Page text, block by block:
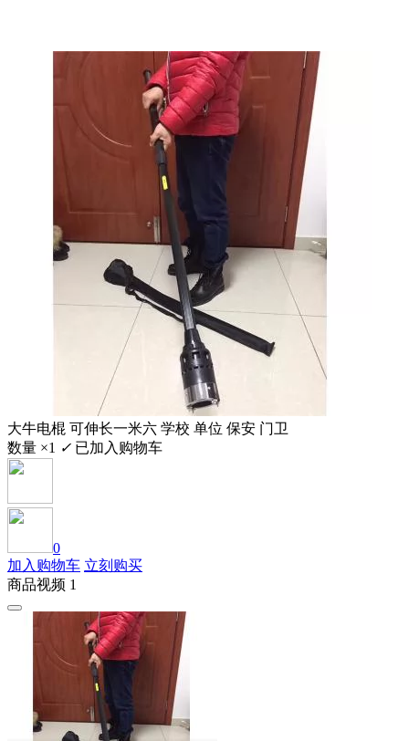
大牛电棍 可伸长一米六 学校 单位 保安 门卫
数量 ×1 ✓ 已加入购物车
0
加入购物车 立刻购买
商品视频 1